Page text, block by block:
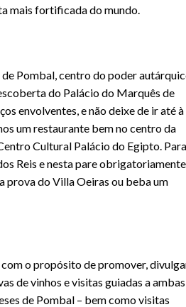
mais fortificada do mundo.
Pombal, centro do poder
do Palácio do Marquês de
envolventes, e não deixe de ir até à
um restaurante bem no centro da
Cultural Palácio do Egipto. Para
Reis e nesta pare obrigatoriamente
prova do Villa Oeiras ou beba um
o propósito de promover,
de vinhos e visitas guiadas a ambas
de Pombal – bem como visitas